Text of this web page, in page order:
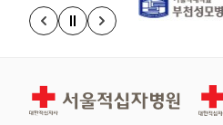
이전 슬라이드
정지
다음 슬라이드
경인권역재활병원 인